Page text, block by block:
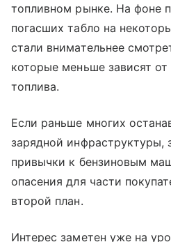
топливном рынке. На фоне
погасших табло на
стали внимательнее
которые меньше зависят от
топлива.
Если раньше многих
зарядной инфраструктуры,
привычки к бензиновым
опасения для части
второй план.
Интерес заметен уже на